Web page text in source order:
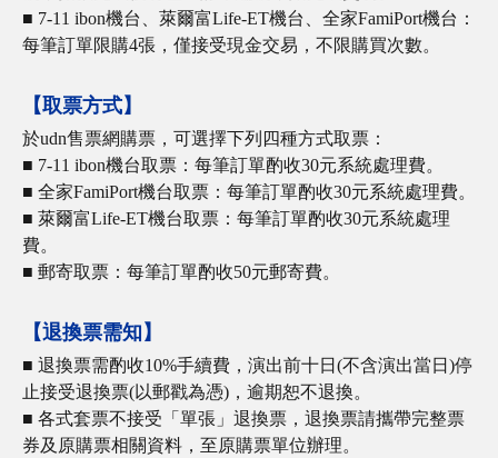
■ 7-11 ibon機台、萊爾富Life-ET機台、全家FamiPort機台：
每筆訂單限購4張，僅接受現金交易，不限購買次數。
【取票方式】
於udn售票網購票，可選擇下列四種方式取票：
■ 7-11 ibon機台取票：每筆訂單酌收30元系統處理費。
■ 全家FamiPort機台取票：每筆訂單酌收30元系統處理費。
■ 萊爾富Life-ET機台取票：每筆訂單酌收30元系統處理
費。
■ 郵寄取票：每筆訂單酌收50元郵寄費。
【退換票需知】
■ 退換票需酌收10%手續費，演出前十日(不含演出當日)停
止接受退換票(以郵戳為憑)，逾期恕不退換。
■ 各式套票不接受「單張」退換票，退換票請攜帶完整票
券及原購票相關資料，至原購票單位辦理。